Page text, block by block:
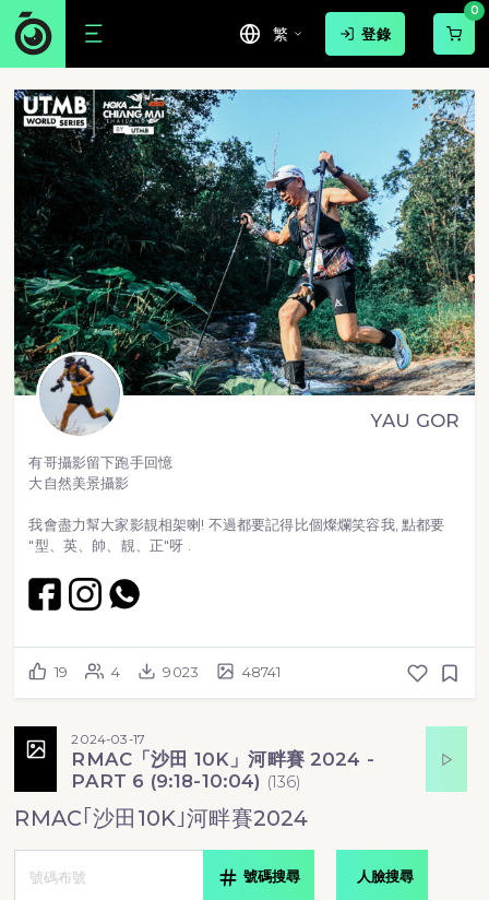
繁 登錄
0
YAU GOR
有哥攝影留下跑手回憶
大自然美景攝影
我會盡力幫大家影靚相架喇! 不過都要記得比個燦爛笑容我, 點都要
"型、英、帥、靚、正"呀 .
19 4 9023 48741
2024-03-17
RMAC「沙田 10K」河畔賽 2024 -
PART 6 (9:18-10:04) (136)
RMAC｢沙田10K｣河畔賽2024
號碼搜尋 人臉搜尋